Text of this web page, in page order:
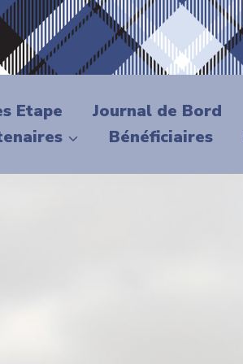
Etape Journal de Bord
Bénéficiaires